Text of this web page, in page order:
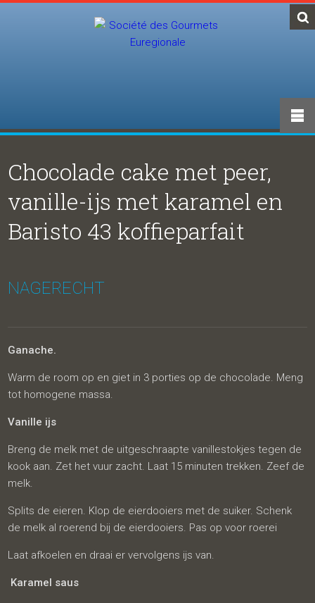
Chocolade cake met peer,
vanille-ijs met karamel en
Baristo 43 koffieparfait
NAGERECHT
Ganache.
Warm de room op en giet in 3 porties op de chocolade. Meng
tot homogene massa.
Vanille ijs
Breng de melk met de uitgeschraapte vanillestokjes tegen de
kook aan. Zet het vuur zacht. Laat 15 minuten trekken. Zeef de
melk.
Splits de eieren. Klop de eierdooiers met de suiker. Schenk
de melk al roerend bij de eierdooiers. Pas op voor roerei
Laat afkoelen en draai er vervolgens ijs van.
Karamel saus